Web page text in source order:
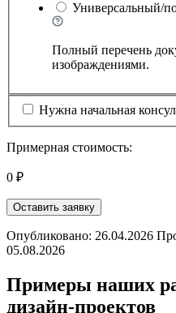
Универсальный/
Полный перечень
изображдениями.
Нужна начальная
Примерная стоимость:
0 ₽
Оставить заявку
Опубликовано: 26.04.2026
05.08.2026
Примеры наших
дизайн-проектов